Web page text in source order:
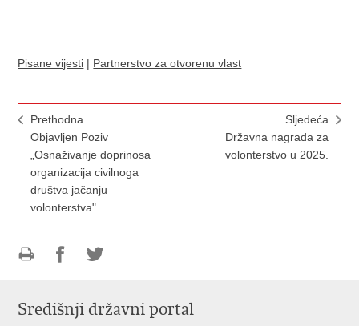
Pisane vijesti | Partnerstvo za otvorenu vlast
Prethodna
Objavljen Poziv
„Osnaživanje doprinosa
organizacija civilnoga
društva jačanju
volonterstva"
Sljedeća
Državna nagrada za
volonterstvo u 2025.
FacebookuTwitteru
Središnji državni portal